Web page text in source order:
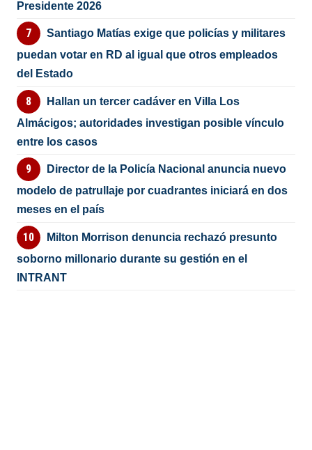
Presidente 2026
Santiago Matías exige que policías y militares
puedan votar en RD al igual que otros empleados
del Estado
Hallan un tercer cadáver en Villa Los
Almácigos; autoridades investigan posible vínculo
entre los casos
Director de la Policía Nacional anuncia nuevo
modelo de patrullaje por cuadrantes iniciará en dos
meses en el país
Milton Morrison denuncia rechazó presunto
soborno millonario durante su gestión en el
INTRANT